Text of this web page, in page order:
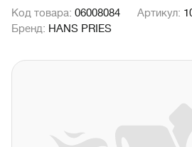
Код товара: 06008084 Артикул:
Бренд: HANS PRIES